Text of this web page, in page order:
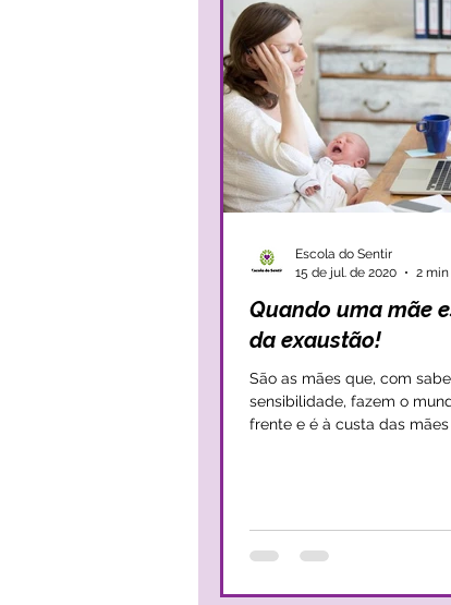
Quando uma mãe
da exaustão!
São as mães que, com
sensibilidade, fazem o
frente e é à custa das
Escola do Sentir
15 de jul. de 2020
2